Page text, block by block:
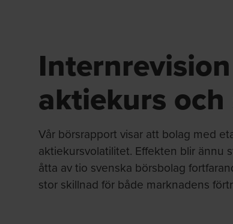
aktiekurs
Vår börsrapport visar att bolag med
aktiekursvolatilitet. Effekten blir ännu
åtta av tio svenska börsbolag
stor skillnad för både marknadens